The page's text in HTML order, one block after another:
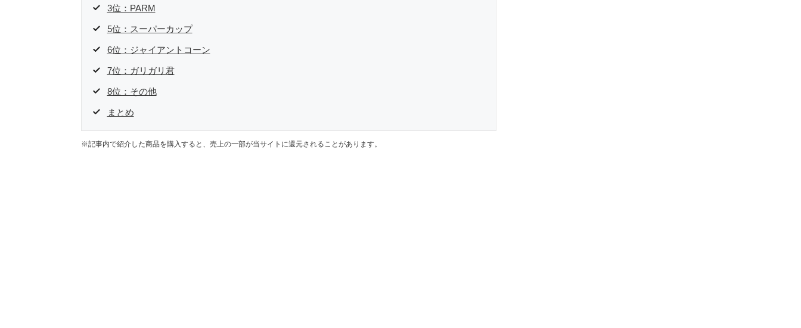
3位：PARM
5位：スーパーカップ
6位：ジャイアントコーン
7位：ガリガリ君
8位：その他
まとめ
※記事内で紹介した商品を購入すると、売上の一部が当サイトに還元されることがあります。